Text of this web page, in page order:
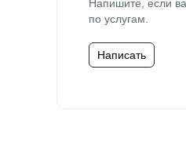
Напишите, если
по услугам.
Написать